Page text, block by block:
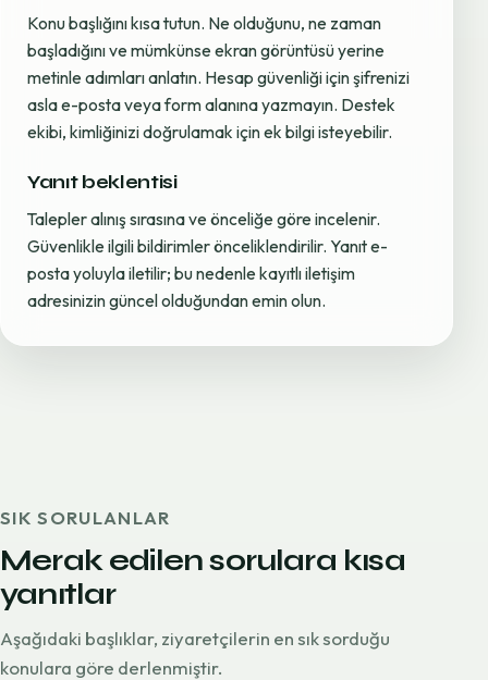
Konu başlığını kısa tutun. Ne olduğunu, ne zaman
başladığını ve mümkünse ekran görüntüsü yerine
metinle adımları anlatın. Hesap güvenliği için şifrenizi
asla e-posta veya form alanına yazmayın. Destek
ekibi, kimliğinizi doğrulamak için ek bilgi isteyebilir.
Yanıt beklentisi
Talepler alınış sırasına ve önceliğe göre incelenir.
Güvenlikle ilgili bildirimler önceliklendirilir. Yanıt e-
posta yoluyla iletilir; bu nedenle kayıtlı iletişim
adresinizin güncel olduğundan emin olun.
SIK SORULANLAR
Merak edilen sorulara kısa
yanıtlar
Aşağıdaki başlıklar, ziyaretçilerin en sık sorduğu
konulara göre derlenmiştir.